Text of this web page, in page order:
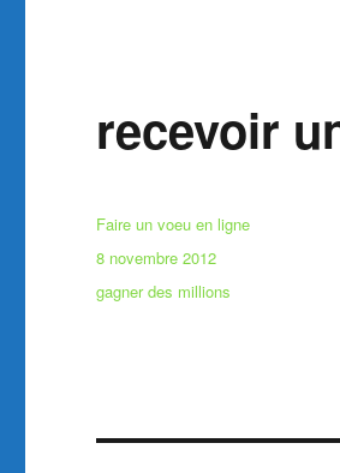
recevoir
Auteur
Faire un voeu en ligne
Publié
8 novembre 2012
Catégories
gagner des millions